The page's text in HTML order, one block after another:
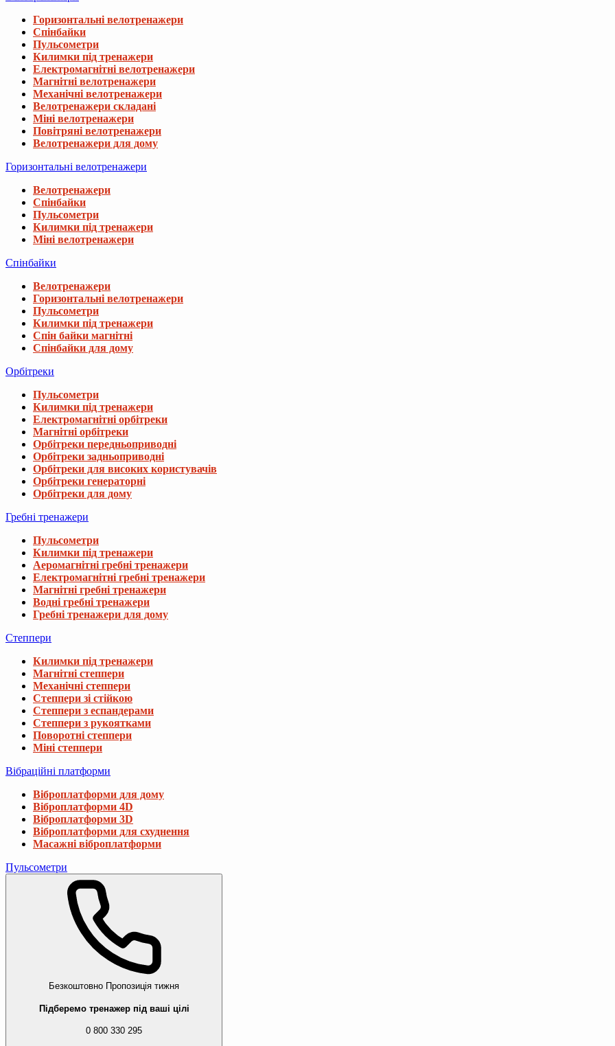
Горизонтальні велотренажери
Спінбайки
Пульсометри
Килимки під тренажери
Електромагнітні велотренажери
Магнітні велотренажери
Механічні велотренажери
Велотренажери складані
Міні велотренажери
Повітряні велотренажери
Велотренажери для дому
Горизонтальні велотренажери
Велотренажери
Спінбайки
Пульсометри
Килимки під тренажери
Міні велотренажери
Спінбайки
Велотренажери
Горизонтальні велотренажери
Пульсометри
Килимки під тренажери
Спін байки магнітні
Спінбайки для дому
Орбітреки
Пульсометри
Килимки під тренажери
Електромагнітні орбітреки
Магнітні орбітреки
Орбітреки передньоприводні
Орбітреки задньоприводні
Орбітреки для високих користувачів
Орбітреки генераторні
Орбітреки для дому
Гребні тренажери
Пульсометри
Килимки під тренажери
Аеромагнітні гребні тренажери
Електромагнітні гребні тренажери
Магнітні гребні тренажери
Водні гребні тренажери
Гребні тренажери для дому
Степпери
Килимки під тренажери
Магнітні степпери
Механічні степпери
Степпери зі стійкою
Степпери з еспандерами
Степпери з рукоятками
Поворотні степпери
Міні степпери
Вібраційні платформи
Віброплатформи для дому
Віброплатформи 4D
Віброплатформи 3D
Віброплатформи для схуднення
Масажні віброплатформи
Пульсометри
Безкоштовно Пропозиція тижня
Підберемо тренажер під ваші цілі
0 800 330 295